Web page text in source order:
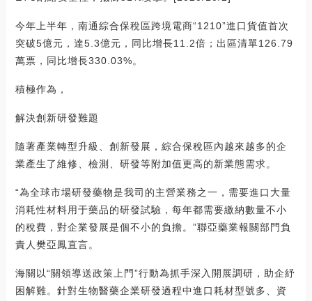
今年上半年，南通綜合保稅區跨境電商“1210”進口貨值首次
突破5億元，達5.3億元，同比增長11.2倍；出區清單126.79
萬票，同比增長330.03%。
積極作為，
解決創新研發難題
隨著產業轉型升級、創新發展，綜合保稅區內越來越多的企
業產生了維修、檢測、研發等附加值更高的新業態需求。
“為全球市場研發藥物是我司的主營業務之一，需要進口大量
消耗性材料用于藥品的研發試驗，每年都需要繳納數量不小
的稅費，對企業發展是個不小的負擔。”聯亞藥業報關部門負
責人樊亞鳳直言。
海關以“關領導送政策上門”行動為抓手深入開展調研，助企紓
困解難。針對生物醫藥企業研發過程中進口耗材型號多、資